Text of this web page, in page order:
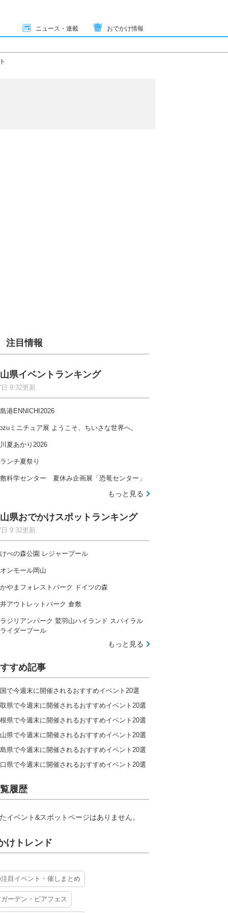
ニュース・連載 おでかけ情報
注目情報
県イベントランキング
9:32更新
港ENNICHI2026
ミニチュア展 ようこそ、ちいさな世界へ。
夏あかり2026
ンチ夏祭り
科学センター 夏休み企画展「恐竜センター」
もっと見る
県おでかけスポットランキング
9:32更新
べの森公園 レジャープール
ンモール岡山
やまフォレストパーク ドイツの森
アウトレットパーク 倉敷
ジリアンパーク 鷲羽山ハイランド スパイラル
イダープール
もっと見る
すめ記事
で今週末に開催されるおすすめイベント20選
県で今週末に開催されるおすすめイベント20選
県で今週末に開催されるおすすめイベント20選
県で今週末に開催されるおすすめイベント20選
県で今週末に開催されるおすすめイベント20選
県で今週末に開催されるおすすめイベント20選
履歴
イベント&スポットページはありません。
けトレンド
目イベント・催しまとめ
ーデン・ビアフェス